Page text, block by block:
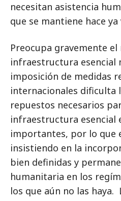
necesitan asistencia
que se mantiene hace ya
Preocupa gravemente el
infraestructura esencial
imposición de medidas
internacionales dificulta
repuestos necesarios
infraestructura esencial
importantes, por lo que
insistiendo en la
bien definidas y
humanitaria en los
los que aún no las